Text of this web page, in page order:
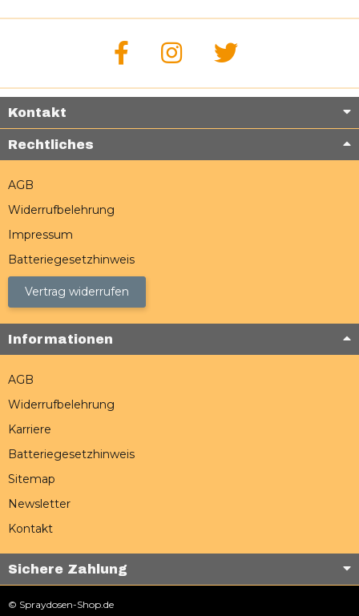
Kontakt
Rechtliches
AGB
Widerrufbelehrung
Impressum
Batteriegesetzhinweis
Vertrag widerrufen
Informationen
AGB
Widerrufbelehrung
Karriere
Batteriegesetzhinweis
Sitemap
Newsletter
Kontakt
Sichere Zahlung
© Spraydosen-Shop.de